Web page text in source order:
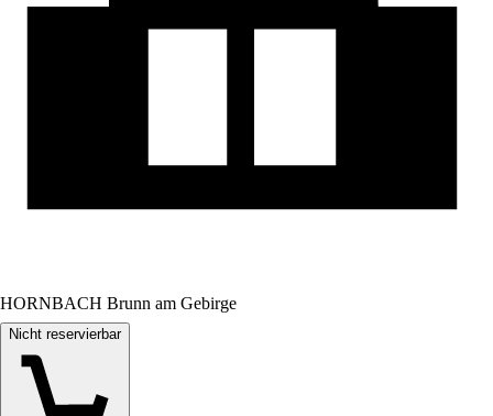
HORNBACH Brunn am Gebirge
Nicht reservierbar